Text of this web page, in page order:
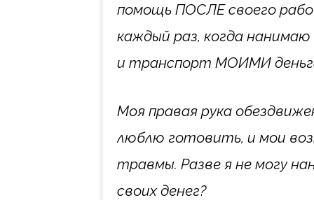
помощь ПОСЛЕ своего
каждый раз, когда нанимаю
и транспорт МОИМИ
Моя правая рука
люблю готовить, и мои
травмы. Разве я не могу
своих денег?